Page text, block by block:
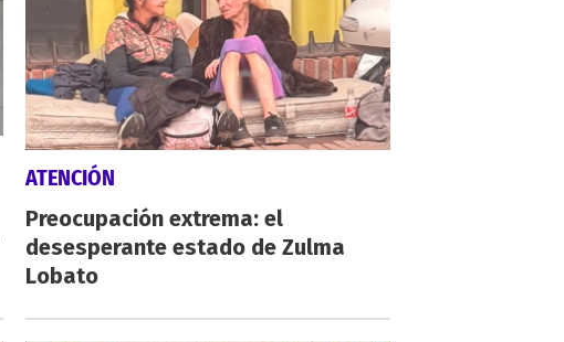
ATENCIÓN
Preocupación extrema: el
desesperante estado de Zulma
Lobato